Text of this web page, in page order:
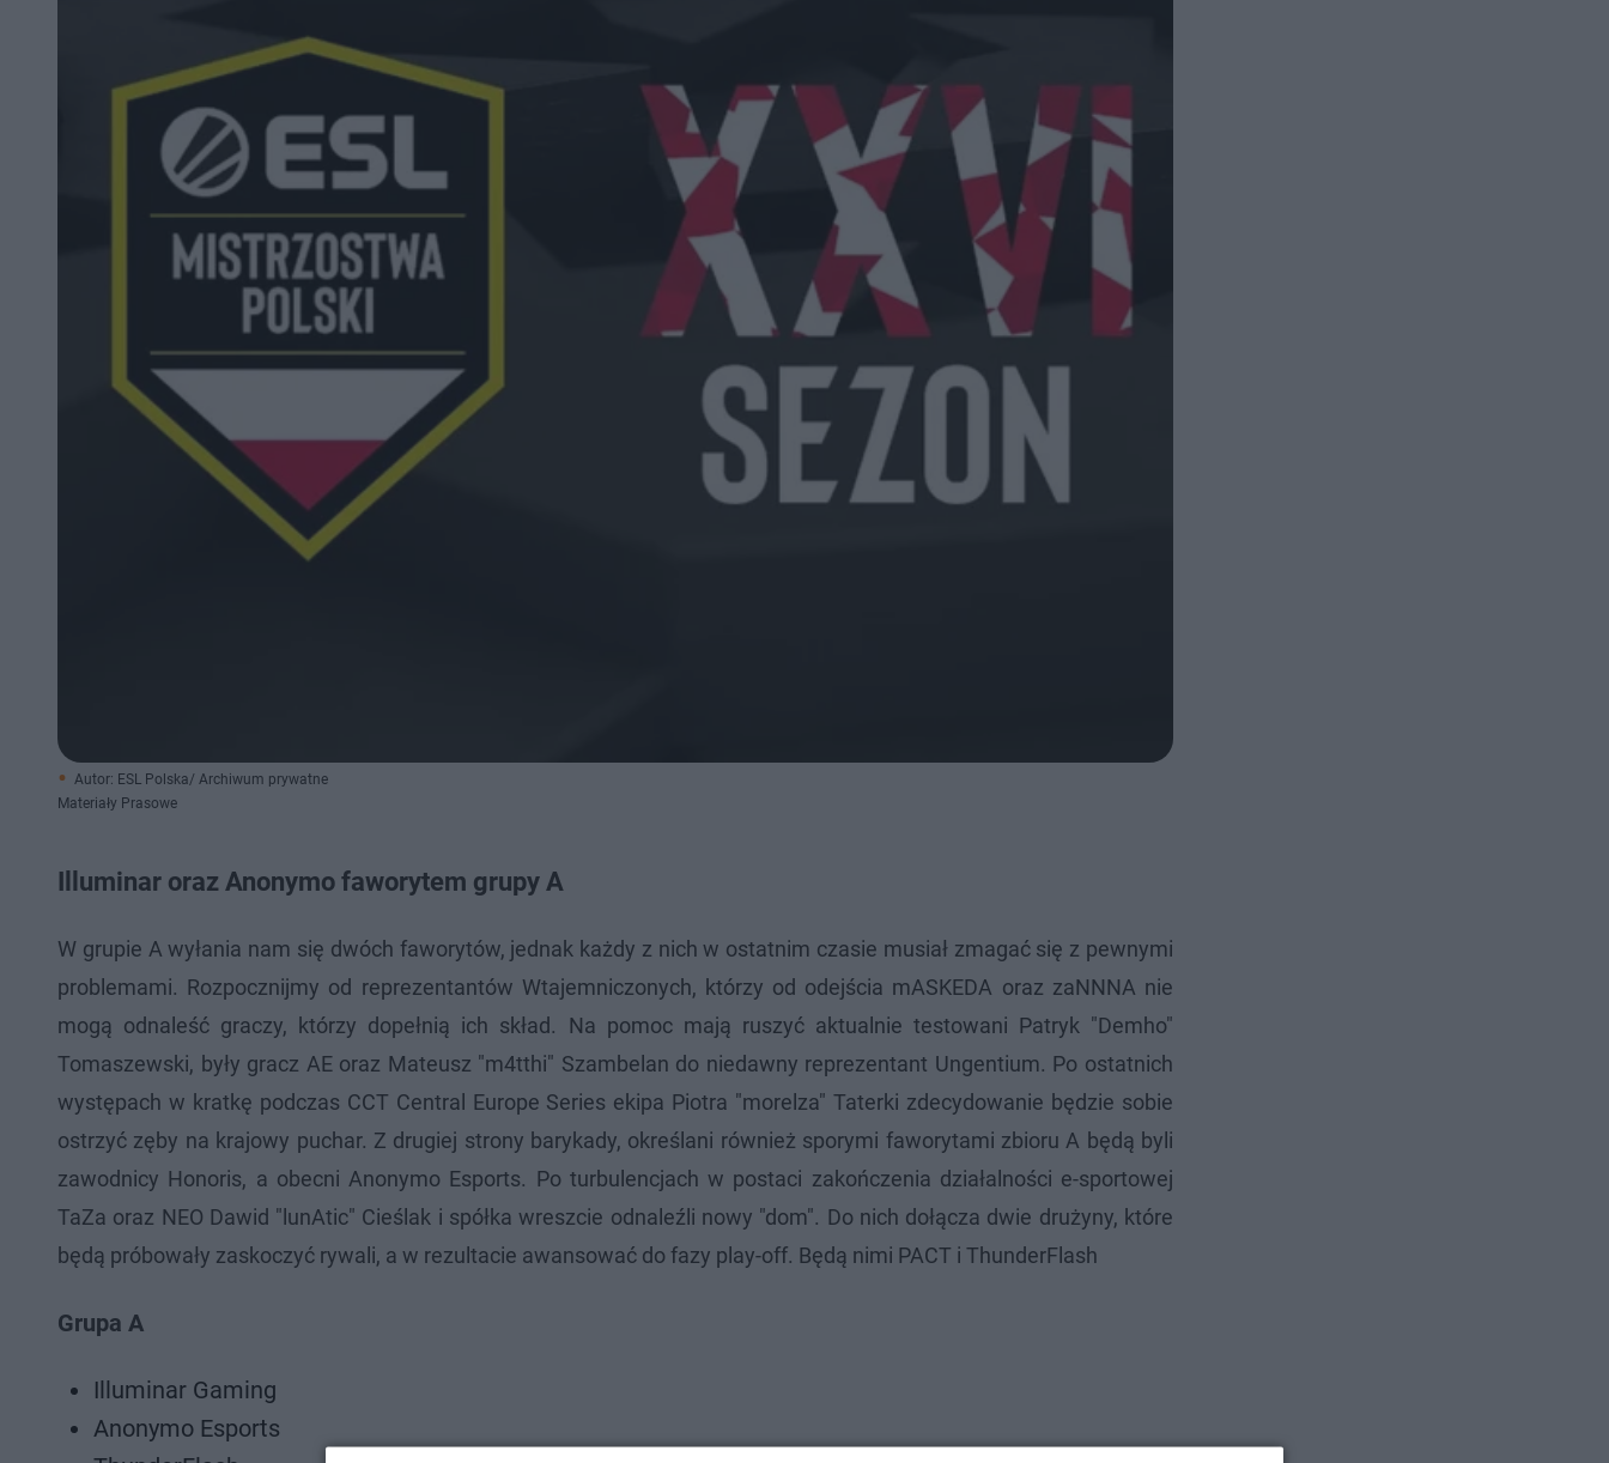
Autor: ESL Polska/ Archiwum prywatne
Materiały Prasowe
Illuminar oraz Anonymo faworytem grupy A
W grupie A wyłania nam się dwóch faworytów, jednak każdy z nich w ostatnim czasie musiał zmagać się z pewnymi
problemami. Rozpocznijmy od reprezentantów Wtajemniczonych, którzy od odejścia mASKEDA oraz zaNNNA nie
mogą odnaleść graczy, którzy dopełnią ich skład. Na pomoc mają ruszyć aktualnie testowani Patryk "Demho"
Tomaszewski, były gracz AE oraz Mateusz "m4tthi" Szambelan do niedawny reprezentant Ungentium. Po ostatnich
występach w kratkę podczas CCT Central Europe Series ekipa Piotra "morelza" Taterki zdecydowanie będzie sobie
ostrzyć zęby na krajowy puchar. Z drugiej strony barykady, określani również sporymi faworytami zbioru A będą byli
zawodnicy Honoris, a obecni Anonymo Esports. Po turbulencjach w postaci zakończenia działalności e-sportowej
TaZa oraz NEO Dawid "lunAtic" Cieślak i spółka wreszcie odnaleźli nowy "dom". Do nich dołącza dwie drużyny, które
będą próbowały zaskoczyć rywali, a w rezultacie awansować do fazy play-off. Będą nimi PACT i ThunderFlash
Grupa A
Illuminar Gaming
Anonymo Esports